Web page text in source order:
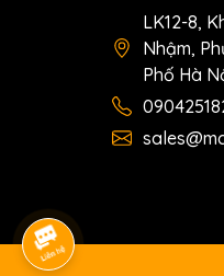
LK12-8,
Nhậm,
Phố Hà